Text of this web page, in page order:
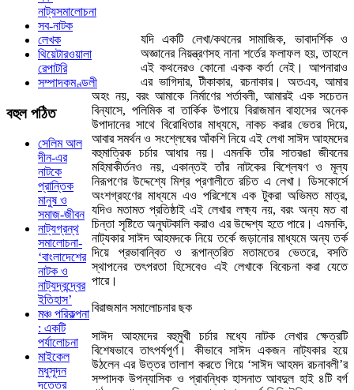
যদি একটি লেখা/কথনের সামাজিক, ভাবাদর্শিক ও
অজ্ঞানের নিয়ন্ত্রণসহ নানা শর্তের ফলাফল হয়, তাহলে
এই কথনেরও কোনো একক কর্তা নেই। আপনারাও
এর ভাগিদার, টীকাকার, রচনাকার। অতএব, আমার
অহং নয়, বরং আমাকে নির্মাণের শর্তাবলী, আমারই এক সচেতন
বিন্যাসে, পলিমিক বা তার্কিক উপায়ে বিরাজমান বাহাসের অনেক
উপাদানের সাথে বিরোধিতার মাধ্যমে, নাকচ করার ভেতর দিয়ে,
আবার সমর্থন ও সংশ্লেষের আঁকশি নিয়ে এই লেখা সাঈদ আহমদের
বহুমাত্রিক চর্চার আধার নয়। এমনকি তাঁর সাতরঙা জীবনের
মহিমাকীর্তনও নয়, একান্তই তাঁর নাটকের বিশ্লেষণ ও মূল্য
নিরূপণের উদ্দেশ্যে মিশ্র প্রণালীতে রচিত এ লেখা। ডিসকোর্সে
অংশগ্রহণের মাধ্যমে এও পরিশেষে এক টুকরা অভিমত মাত্র,
যদিও মতামত প্রতিষ্ঠাই এই লেখার লক্ষ্য নয়, বরং অন্য মত বা
চিন্তা সৃষ্টিতে অনুঘটকালি করাও এর উদ্দেশ্য হতে পারে। এমনকি,
নাট্যকার সাঈদ আহমদকে নিয়ে তর্কে জড়ানোর মাধ্যমে অন্য তর্ক
দিয়ে প্রভাবান্বিত ও রূপান্তরিত মতামতের ভেতরে, বসতি
স্থাপনের তৎপরতা হিসেবেও এই লেখাকে বিবেচনা করা যেতে
পারে।
বিরাজমান সমালোচনার ছক
সাঈদ আহমদের বহুমুখী চর্চার মধ্যে নাটক লেখার ক্ষেত্রটি
বিশেষভাবে তাৎপর্যপূর্ণ। কীভাবে সাঈদ একজন নাট্যকার হয়ে
উঠলেন এর উত্তর তালাশ করতে গিয়ে ‘সাঈদ আহমদ রচনাবলী’র
সম্পাদক উপন্যাসিক ও প্রাবন্ধিক হাসনাত আবদুল হাই ৪টি বর্গ
নাট্যসমালোচনা
সব-নাটক
লেখক
থিয়েটারওয়ালা
রেপাটরি
সম্পাদকমণ্ডলী
বহুলপঠিত
সেলিম আল
দীন-এর
নাটকে
প্রান্তিক
মানুষ ও
সমাজ-জীবন
নাট্যগ্রন্থ
সমালোচনা-
‘বাংলাদেশের
নাটক ও
নাট্যদ্বন্দ্বের
ইতিহাস’
মঞ্চ পরিকল্পনা
: একটি
পর্যালোচনা
মাইকেল
মধুসূদন
দত্তের